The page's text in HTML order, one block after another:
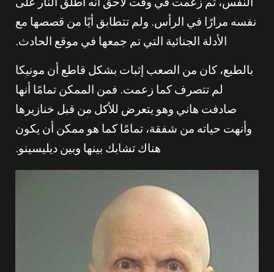
النفس، ثم زعمت في وقت لاحق أنه أطلق النار على
نفسه مرارًا في الرأس. ولم تتطابق أيًا من قصصها مع
الأدلة الجنائية التي تم جمعها في موقع الحادث.
بالطبع، كان من الصعب إثبات بشكل قاطع أن مونيكا
لم تتصرف كما زعمت. فمن الممكن تمامًا أنها
صادفت هاني وهو يتعرض للأكل من قبل خنازيرها
وأنهت حياته من شفقة، تمامًا كما هو ممكن أن يكون
هناك تشابك بينها وبين ديليسينو.